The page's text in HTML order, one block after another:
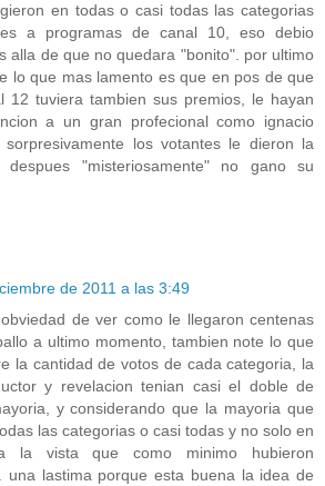
en todas o casi todas las categorias
a programas de canal 10, eso debio
alla de que no quedara "bonito". por ultimo
lo que mas lamento es que en pos de que
12 tuviera tambien sus premios, le hayan
a un gran profecional como ignacio
los votantes le dieron la
despues "misteriosamente" no gano su
de 2011 a las 3:49
de ver como le llegaron centenas
a ultimo momento, tambien note lo que
la cantidad de votos de cada categoria, la
y revelacion tenian casi el doble de
y considerando que la mayoria que
las categorias o casi todas y no solo en
la vista que como minimo hubieron
una lastima porque esta buena la idea de